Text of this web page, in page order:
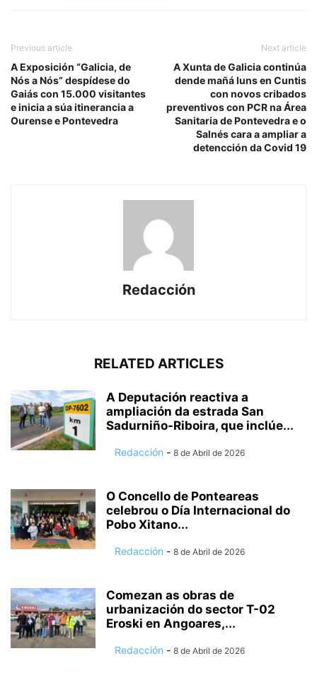
Previous article
A Exposición “Galicia, de
Nós a Nós” despídese do
Gaiás con 15.000 visitantes
e inicia a súa itinerancia a
Ourense e Pontevedra
Next article
A Xunta de Galicia continúa
dende mañá luns en Cuntis
con novos cribados
preventivos con PCR na Área
Sanitaria de Pontevedra e o
Salnés cara a ampliar a
detencción da Covid 19
Redacción
RELATED ARTICLES
A Deputación reactiva a
ampliación da estrada San
Sadurniño-Riboira, que inclúe...
Redacción - 8 de Abril de 2026
O Concello de Ponteareas
celebrou o Día Internacional do
Pobo Xitano...
Redacción - 8 de Abril de 2026
Comezan as obras de
urbanización do sector T-02
Eroski en Angoares,...
Redacción - 8 de Abril de 2026